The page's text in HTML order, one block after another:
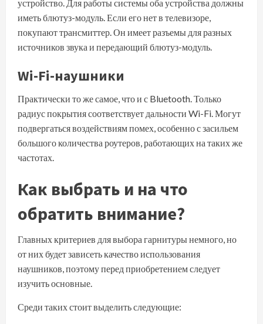
устройство. Для работы системы оба устройства должны
иметь блютуз-модуль. Если его нет в телевизоре,
покупают трансмиттер. Он имеет разъемы для разных
источников звука и передающий блютуз-модуль.
Wi-Fi-наушники
Практически то же самое, что и с Bluetooth. Только
радиус покрытия соответствует дальности Wi-Fi. Могут
подвергаться воздействиям помех, особенно с засильем
большого количества роутеров, работающих на таких же
частотах.
Как выбрать и на что
обратить внимание?
Главных критериев для выбора гарнитуры немного, но
от них будет зависеть качество использования
наушников, поэтому перед приобретением следует
изучить основные.
Среди таких стоит выделить следующие: